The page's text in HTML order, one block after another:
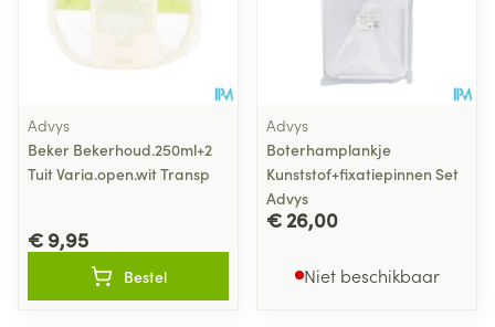
Advys
Beker Bekerhoud.250ml+2
Tuit Varia.open.wit Transp
€ 9,95
Bestel
Advys
Boterhamplankje
Kunststof+fixatiepinnen Set
Advys
€ 26,00
Niet beschikbaar